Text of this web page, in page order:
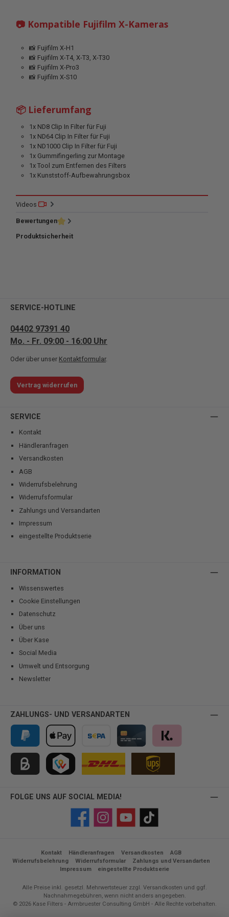
📷 Kompatible Fujifilm X-Kameras
📸 Fujifilm X-H1
📸 Fujifilm X-T4, X-T3, X-T30
📸 Fujifilm X-Pro3
📸 Fujifilm X-S10
📦 Lieferumfang
1x ND8 Clip In Filter für Fuji
1x ND64 Clip In Filter für Fuji
1x ND1000 Clip In Filter für Fuji
1x Gummifingerling zur Montage
1x Tool zum Entfernen des Filters
1x Kunststoff-Aufbewahrungsbox
Videos
Bewertungen
Produktsicherheit
SERVICE-HOTLINE
04402 97391 40
Mo. - Fr. 09:00 - 16:00 Uhr
Oder über unser Kontaktformular.
Vertrag widerrufen
SERVICE
Kontakt
Händleranfragen
Versandkosten
AGB
Widerrufsbelehrung
Widerrufsformular
Zahlungs und Versandarten
Impressum
eingestellte Produktserie
INFORMATION
Wissenswertes
Cookie Einstellungen
Datenschutz
Über uns
Über Kase
Social Media
Umwelt und Entsorgung
Newsletter
ZAHLUNGS- UND VERSANDARTEN
PayPal Apple Pay Vorkasse Kreditkarte Klarna
FOLGE UNS AUF SOCIAL MEDIA!
FacebookInstagramYouTube TikTok
Kontakt Händleranfragen Versandkosten
AGB
Widerrufsbelehrung
Widerrufsformular
Zahlungs und Versandarten
Impressum
eingestellte Produktserie
Alle Preise inkl. gesetzl. Mehrwertsteuer zzgl. Versandkosten und ggf.
Nachnahmegebühren, wenn nicht anders angegeben.
© 2026 Kase Filters - Armbruester Consulting GmbH - Alle Rechte vorbehalten.